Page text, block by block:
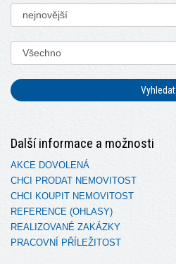
Vyhledat
Další informace a možnosti
AKCE DOVOLENÁ
CHCI PRODAT NEMOVITOST
CHCI KOUPIT NEMOVITOST
REFERENCE (OHLASY)
REALIZOVANÉ ZAKÁZKY
PRACOVNÍ PŘÍLEŽITOST